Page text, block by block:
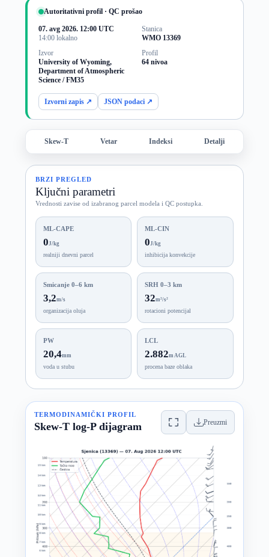
Autoritativni profil · QC prošao
07. avg 2026. 12:00 UTC
14:00 lokalno
Stanica
WMO 13369
Izvor
University of Wyoming,
Department of Atmospheric
Science / FM35
Profil
64 nivoa
Izvorni zapis ↗ JSON podaci ↗
Skew-T Vetar Indeksi Detalji
BRZI PREGLED
Ključni parametri
Vrednosti zavise od izabranog parcel modela i QC postupka.
ML-CAPE
0J/kg
realniji dnevni parcel
ML-CIN
0J/kg
inhibicija konvekcije
Smicanje 0–6 km
3,2m/s
organizacija oluja
SRH 0–3 km
32m²/s²
rotacioni potencijal
PW
20,4mm
voda u stubu
LCL
2.882m AGL
procena baze oblaka
TERMODINAMIČKI PROFIL
Skew-T log-P dijagram Preuzmi